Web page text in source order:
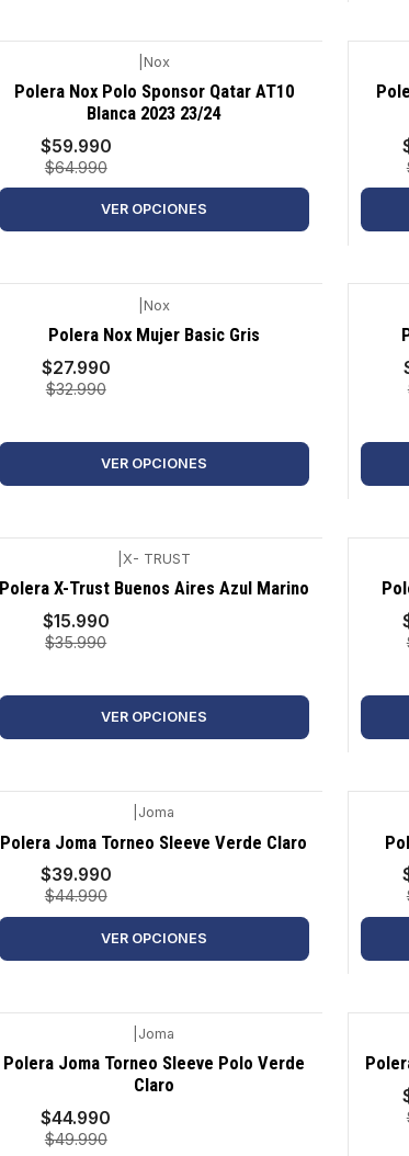
-8%
Nox
Polera Nox Polo Sponsor Qatar AT10
Blanca 2023 23/24
$59.990
$64.990
VER OPCIONES
-8%
-15%
Nox
Polera Nox Mujer Basic Gris
$27.990
$32.990
VER OPCIONES
-
-56%
X- TRUST
Polera X-Trust Buenos Aires Azul Marino
$15.990
$35.990
VER OPCIONES
-
-11%
Joma
Polera Joma Torneo Sleeve Verde Claro
$39.990
$44.990
VER OPCIONES
-
-10%
Joma
Polera Joma Torneo Sleeve Polo Verde
Claro
$44.990
$49.990
-